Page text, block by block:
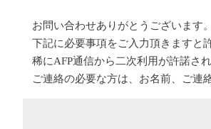
お問い合わせありがとうございます。
下記に必要事項をご入力頂きますと
稀にAFP通信から二次利用が許諾さ
ご連絡の必要な方は、お名前、ご連